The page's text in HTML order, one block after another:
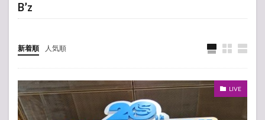
B’z
新着順 人気順
LIVE